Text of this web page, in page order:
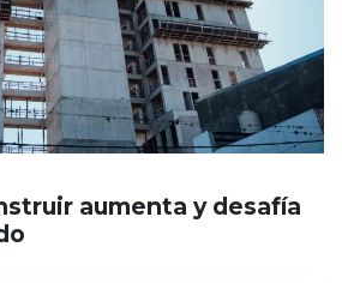
aumenta y desafía